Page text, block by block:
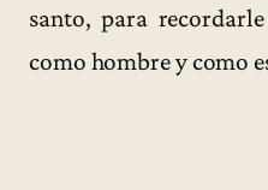
santo, para
como hombre y como